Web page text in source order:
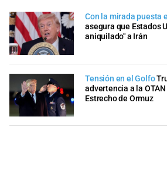
Con la mirada puesta
asegura que Estados
aniquilado" a Irán
Tensión en el Golfo
advertencia a la
Estrecho de Ormuz